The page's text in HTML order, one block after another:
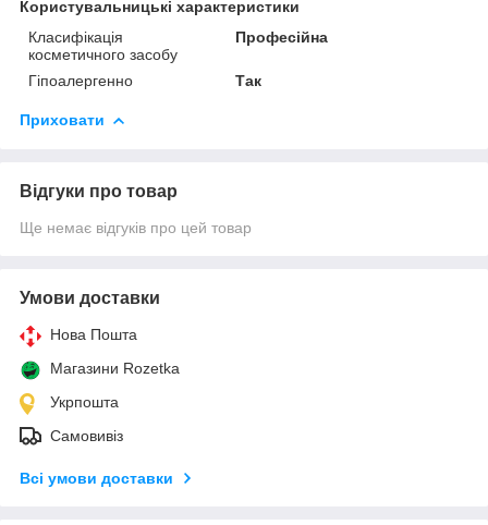
Користувальницькі характеристики
Класифікація
косметичного засобу
Професійна
Гіпоалергенно Так
Приховати
Відгуки про товар
Ще немає відгуків про цей товар
Умови доставки
Нова Пошта
Магазини Rozetka
Укрпошта
Самовивіз
Всі умови доставки